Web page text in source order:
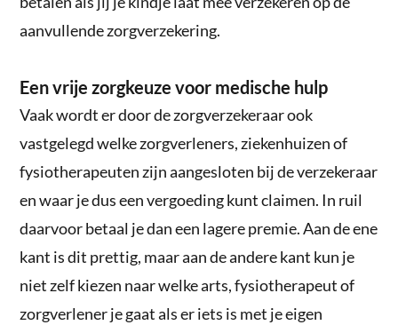
aanvullende zorgverzekering.
Een vrije zorgkeuze voor medische hulp
Vaak wordt er door de zorgverzekeraar ook
vastgelegd welke zorgverleners, ziekenhuizen of
fysiotherapeuten zijn aangesloten bij de verzekeraar
en waar je dus een vergoeding kunt claimen. In ruil
daarvoor betaal je dan een lagere premie. Aan de ene
kant is dit prettig, maar aan de andere kant kun je
niet zelf kiezen naar welke arts, fysiotherapeut of
zorgverlener je gaat als er iets is met je eigen